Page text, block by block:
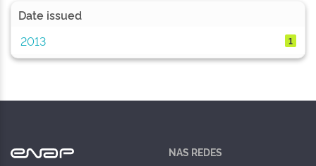
Date issued
2013
1
NAS REDES